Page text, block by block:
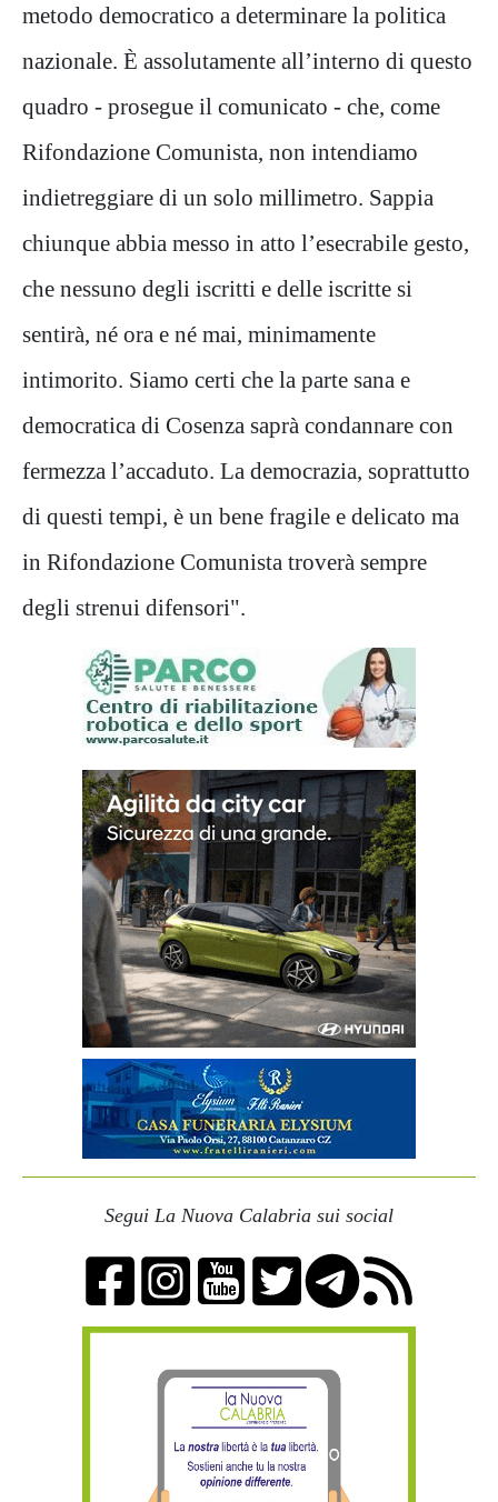
metodo democratico a determinare la politica
nazionale. È assolutamente all’interno di questo
quadro - prosegue il comunicato - che, come
Rifondazione Comunista, non intendiamo
indietreggiare di un solo millimetro. Sappia
chiunque abbia messo in atto l’esecrabile gesto,
che nessuno degli iscritti e delle iscritte si
sentirà, né ora e né mai, minimamente
intimorito. Siamo certi che la parte sana e
democratica di Cosenza saprà condannare con
fermezza l’accaduto. La democrazia, soprattutto
di questi tempi, è un bene fragile e delicato ma
in Rifondazione Comunista troverà sempre
degli strenui difensori".
Segui La Nuova Calabria sui social